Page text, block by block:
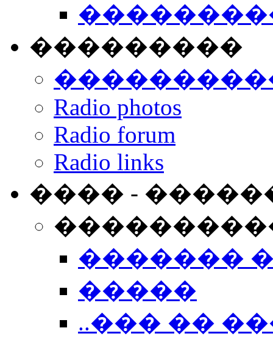
���������
Radio photos
Radio forum
Radio links
���� -
�������
�����
..��� ��